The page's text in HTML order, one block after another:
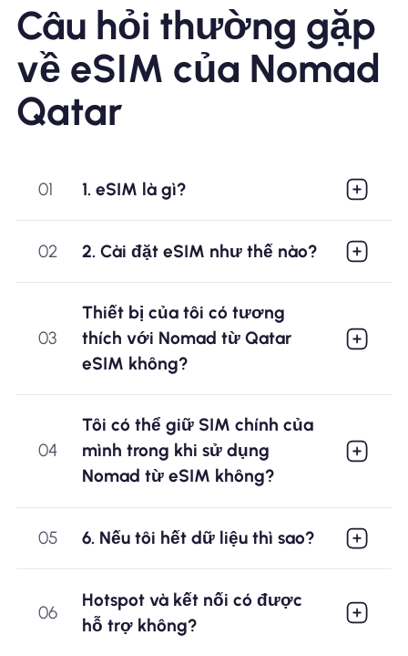
Câu hỏi thường gặp
về eSIM của Nomad
Qatar
01 1. eSIM là gì?
02 2. Cài đặt eSIM như thế nào?
03
Thiết bị của tôi có tương
thích với Nomad từ Qatar
eSIM không?
04
Tôi có thể giữ SIM chính của
mình trong khi sử dụng
Nomad từ eSIM không?
05 6. Nếu tôi hết dữ liệu thì sao?
06
Hotspot và kết nối có được
hỗ trợ không?